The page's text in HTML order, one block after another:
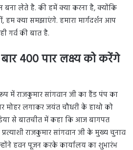
लेते है. की हमें क्या करना है, क्योंकि
हम क्या समझाएंगे. हमारा मार्गदर्शन आप
गर्व की बात है.
400 पार लक्ष्य को करेंगे
में राजकुमार सांगवान जी का हैंड पंप का
मोहर लगाकर जयंत चौधरी के हाथो को
से बातचीत में कहा कि आज बागपत
राजकुमार सांगवान जी के मुख्य चुनाव
हवन पूजन करके कार्यालय का शुभारंभ